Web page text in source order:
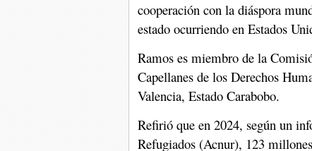
cooperación con la diáspora
estado ocurriendo en Estados
Ramos es miembro de la
Capellanes de los Derechos
Valencia, Estado Carabobo.
Refirió que en 2024, según un
Refugiados (Acnur), 123